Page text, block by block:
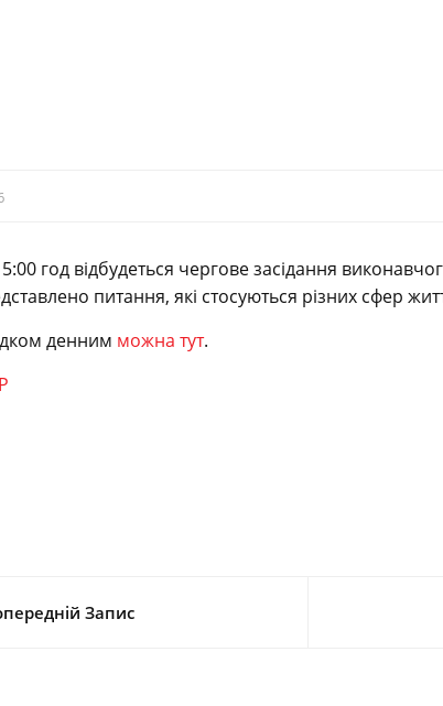
год відбудеться чергове засідання
питання, які стосуються різних сфер
денним можна тут.
Запис